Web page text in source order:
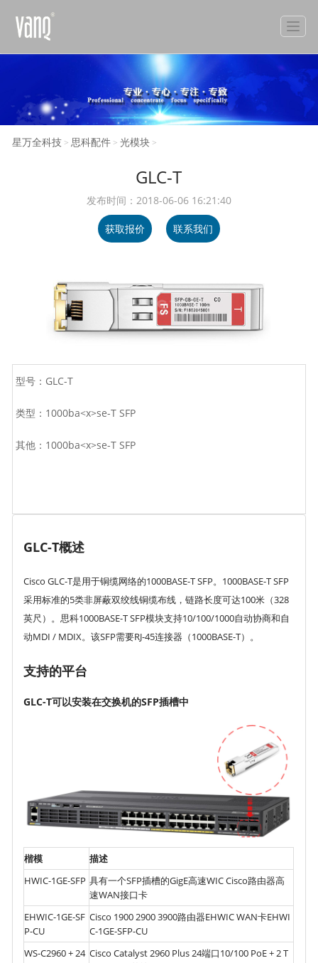
星万全科技 >思科配件 >光模块 >
GLC-T
发布时间：2018-06-06 16:21:40
获取报价 联系我们
型号：GLC-T
类型：1000ba<x>se-T SFP
其他：1000ba<x>se-T SFP
GLC-T概述
Cisco GLC-T是用于铜缆网络的1000BASE-T SFP。1000BASE-T SFP
采用标准的5类非屏蔽双绞线铜缆布线，链路长度可达100米（328
英尺）。思科1000BASE-T SFP模块支持10/100/1000自动协商和自
动MDI / MDIX。该SFP需要RJ-45连接器（1000BASE-T）。
支持的平台
GLC-T可以安装在交换机的SFP插槽中
楷模
描述
HWIC-1GE-SFP 具有一个SFP插槽的GigE高速WIC Cisco路由器高
速WAN接口卡
EHWIC-1GE-SF
P-CU
Cisco 1900 2900 3900路由器EHWIC WAN卡EHWI
C-1GE-SFP-CU
WS-C2960 + 24 Cisco Catalyst 2960 Plus 24端口10/100 PoE + 2 T